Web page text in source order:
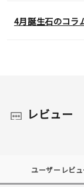
4月誕生石のコラ
レビュー
ユーザーレビュ